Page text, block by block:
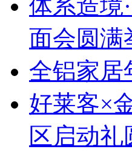
体系造境
面会圆满
全铝家居
好莱客×
区启动礼